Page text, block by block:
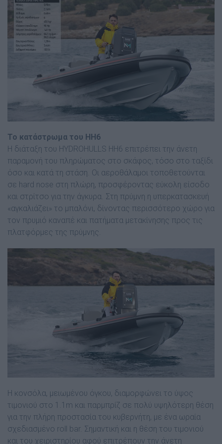
Το κατάστρωµα του HH6
Η διάταξη του HYDROHULLS ΗΗ6 επιτρέπει την άνετη
παραµονή του πληρώµατος στο σκάφος, τόσο στο ταξίδι
όσο και κατά τη στάση. Οι αεροθάλαµοι τοποθετούνται
σε hard nose στη πλώρη, προσφέροντας εύκολη είσοδο
και στρίτσο για την άγκυρα. Στη πρύµνη η υπερκατασκευή
«αγκαλιάζει» το µπαλόνι, δίνοντας περισσότερο χώρο για
τον πρυµιό καναπέ και πατήµατα µετακίνησης προς τις
πλατφόρµες της πρύµνης.
Η κονσόλα, µειωµένου όγκου, διαµορφώνει το ύψος
τιµονιού στο 1.1m και παρµπρίζ σε πολύ υψηλότερη θέση
για την πλήρη προστασία του κυβερνήτη, µε ένα ωραία
σχεδιασµένο roll bar. Σηµαντική και η θέση του τιµονιού
και του χειριστηρίου αφού επιτρέπουν την άνετη